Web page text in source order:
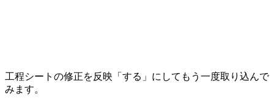
工程シートの修正を反映「する」にしてもう一度取り込んで
みます。